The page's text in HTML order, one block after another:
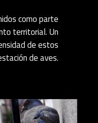
como parte
territorial. Un
de estos
de aves.